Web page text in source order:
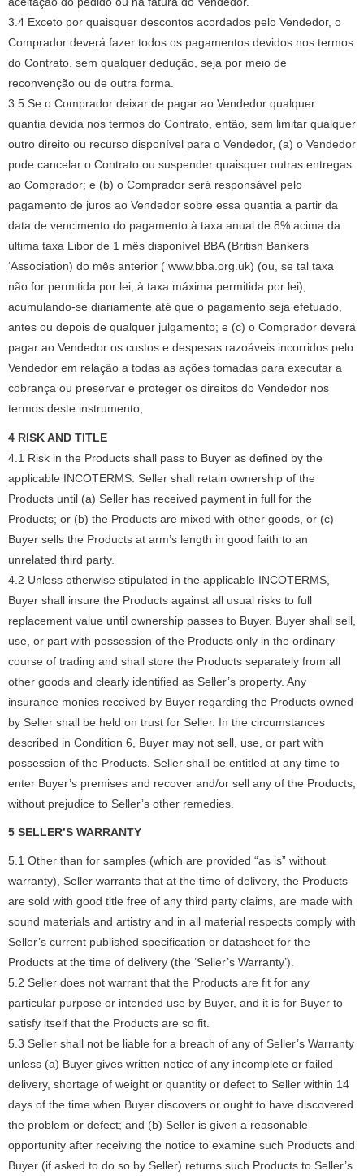
3.4 Exceto por quaisquer descontos acordados pelo Vendedor, o
Comprador deverá fazer todos os pagamentos devidos nos termos
do Contrato, sem qualquer dedução, seja por meio de
reconvenção ou de outra forma.
3.5 Se o Comprador deixar de pagar ao Vendedor qualquer
quantia devida nos termos do Contrato, então, sem limitar qualquer
outro direito ou recurso disponível para o Vendedor, (a) o Vendedor
pode cancelar o Contrato ou suspender quaisquer outras entregas
ao Comprador; e (b) o Comprador será responsável pelo
pagamento de juros ao Vendedor sobre essa quantia a partir da
data de vencimento do pagamento à taxa anual de 8% acima da
última taxa Libor de 1 mês disponível BBA (British Bankers
‘Association) do mês anterior ( www.bba.org.uk) (ou, se tal taxa
não for permitida por lei, à taxa máxima permitida por lei),
acumulando-se diariamente até que o pagamento seja efetuado,
antes ou depois de qualquer julgamento; e (c) o Comprador deverá
pagar ao Vendedor os custos e despesas razoáveis ​​incorridos pelo
Vendedor em relação a todas as ações tomadas para executar a
cobrança ou preservar e proteger os direitos do Vendedor nos
termos deste instrumento,
4 RISK AND TITLE
4.1 Risk in the Products shall pass to Buyer as defined by the
applicable INCOTERMS. Seller shall retain ownership of the
Products until (a) Seller has received payment in full for the
Products; or (b) the Products are mixed with other goods, or (c)
Buyer sells the Products at arm’s length in good faith to an
unrelated third party.
4.2 Unless otherwise stipulated in the applicable INCOTERMS,
Buyer shall insure the Products against all usual risks to full
replacement value until ownership passes to Buyer. Buyer shall sell,
use, or part with possession of the Products only in the ordinary
course of trading and shall store the Products separately from all
other goods and clearly identified as Seller’s property. Any
insurance monies received by Buyer regarding the Products owned
by Seller shall be held on trust for Seller. In the circumstances
described in Condition 6, Buyer may not sell, use, or part with
possession of the Products. Seller shall be entitled at any time to
enter Buyer’s premises and recover and/or sell any of the Products,
without prejudice to Seller’s other remedies.
5 SELLER’S WARRANTY
5.1 Other than for samples (which are provided “as is” without
warranty), Seller warrants that at the time of delivery, the Products
are sold with good title free of any third party claims, are made with
sound materials and artistry and in all material respects comply with
Seller’s current published specification or datasheet for the
Products at the time of delivery (the ‘Seller’s Warranty’).
5.2 Seller does not warrant that the Products are fit for any
particular purpose or intended use by Buyer, and it is for Buyer to
satisfy itself that the Products are so fit.
5.3 Seller shall not be liable for a breach of any of Seller’s Warranty
unless (a) Buyer gives written notice of any incomplete or failed
delivery, shortage of weight or quantity or defect to Seller within 14
days of the time when Buyer discovers or ought to have discovered
the problem or defect; and (b) Seller is given a reasonable
opportunity after receiving the notice to examine such Products and
Buyer (if asked to do so by Seller) returns such Products to Seller’s